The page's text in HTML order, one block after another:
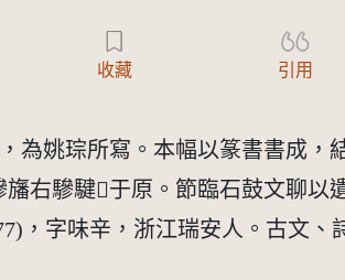
收藏 引用
為姚琮所寫。本幅以篆書書成
右驂騝𨹷于原。節臨石鼓文聊
，字味辛，浙江瑞安人。古文